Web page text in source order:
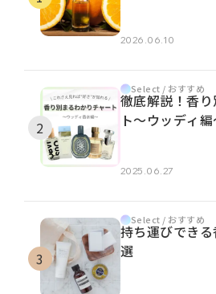
2026.06.10
Select / おすすめ
徹底解説！香
ト～ウッディ
2025.06.27
Select / おすすめ
持ち運びでき
選